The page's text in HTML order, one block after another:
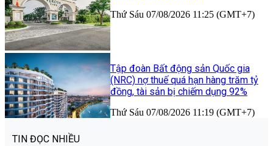
Thứ Sáu 07/08/2026 11:25 (GMT+7)
Tập đoàn Bất động sản Quốc gia
(NRC) nợ thuế quá hạn hàng trăm tỷ
đồng, tài sản bị chiếm dụng 92%
Thứ Sáu 07/08/2026 11:19 (GMT+7)
TIN ĐỌC NHIỀU